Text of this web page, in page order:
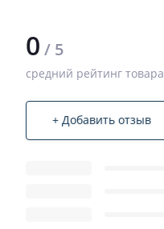
0 / 5
средний рейтинг товара
+ Добавить отзыв